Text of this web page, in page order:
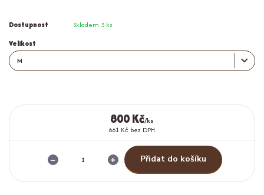
Dostupnost Skladem 3 ks
Velikost
800 Kč/ks
661 Kč bez DPH
Přidat do košíku